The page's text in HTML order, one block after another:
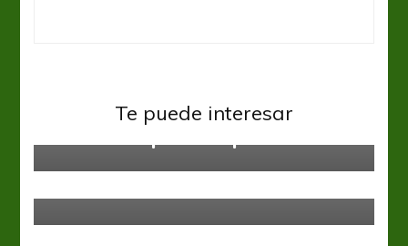
Te puede interesar
Sin categoría